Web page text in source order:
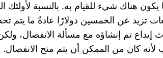
يكون هناك شيء للقيام به. بالنسبة
تزيد عن الخمسين دولارًا عادةً ما يتم
تم إنشاؤه مع مسألة الانفصال،
كان من الممكن أن يتم منح الانفصال.